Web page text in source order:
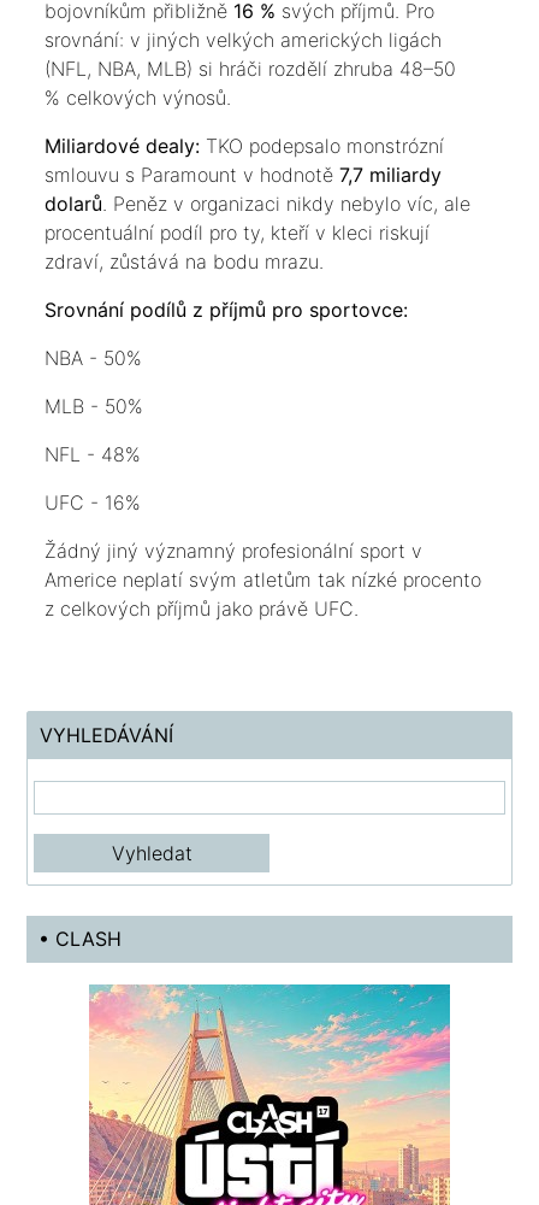
bojovníkům přibližně 16 % svých příjmů. Pro
srovnání: v jiných velkých amerických ligách
(NFL, NBA, MLB) si hráči rozdělí zhruba 48–50
% celkových výnosů.
​Miliardové dealy: TKO podepsalo monstrózní
smlouvu s Paramount v hodnotě7,7 miliardy
dolarů. Peněz v organizaci nikdy nebylo víc, ale
procentuální podíl pro ty, kteří v kleci riskují
zdraví, zůstává na bodu mrazu.
​Srovnání podílů z příjmů pro sportovce:
NBA - 50%
MLB - 50%
NFL - 48%
UFC - 16%
Žádný jiný významný profesionální sport v
Americe neplatí svým atletům tak nízké procento
z celkových příjmů jako právě UFC.
VYHLEDÁVÁNÍ
• CLASH